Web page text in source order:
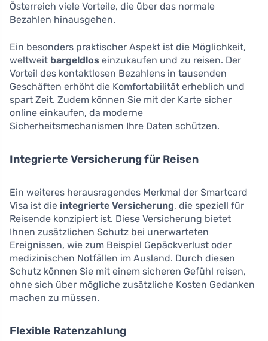
Österreich viele Vorteile, die über das normale
Bezahlen hinausgehen.
Ein besonders praktischer Aspekt ist die Möglichkeit,
weltweit bargeldlos einzukaufen und zu reisen. Der
Vorteil des kontaktlosen Bezahlens in tausenden
Geschäften erhöht die Komfortabilität erheblich und
spart Zeit. Zudem können Sie mit der Karte sicher
online einkaufen, da moderne
Sicherheitsmechanismen Ihre Daten schützen.
Integrierte Versicherung für Reisen
Ein weiteres herausragendes Merkmal der Smartcard
Visa ist die integrierte Versicherung, die speziell für
Reisende konzipiert ist. Diese Versicherung bietet
Ihnen zusätzlichen Schutz bei unerwarteten
Ereignissen, wie zum Beispiel Gepäckverlust oder
medizinischen Notfällen im Ausland. Durch diesen
Schutz können Sie mit einem sicheren Gefühl reisen,
ohne sich über mögliche zusätzliche Kosten Gedanken
machen zu müssen.
Flexible Ratenzahlung